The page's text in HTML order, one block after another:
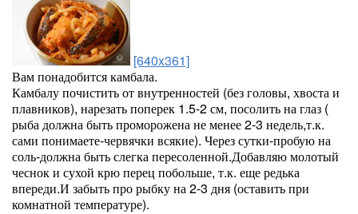
[640x361]
Вам понадобится камбала.
Камбалу почистить от внутренностей (без головы, хвоста и
плавников), нарезать поперек 1.5-2 см, посолить на глаз (
рыба должна быть проморожена не менее 2-3 недель,т.к.
сами понимаете-червячки всякие). Через сутки-пробую на
соль-должна быть слегка пересоленной.Добавляю молотый
чеснок и сухой крю перец побольше, т.к. еще редька
впереди.И забыть про рыбку на 2-3 дня (оставить при
комнатной температуре).